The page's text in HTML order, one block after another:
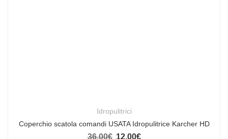
Idropulitrici
Coperchio scatola comandi USATA Idropulitrice Karcher HD
36,00€ Il prezzo originale era: 36,00€.
12,00€